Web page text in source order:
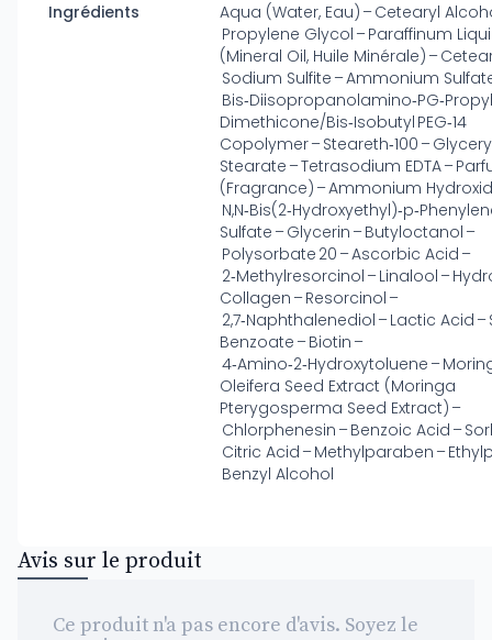
Ingrédients
Aqua (Water, Eau) – Cetearyl
Propylene Glycol – Paraffinum
(Mineral Oil, Huile Minérale) –
Sodium Sulfite – Ammonium
Bis‑Diisopropanolamino‑PG‑Propyl
Dimethicone/Bis‑Isobutyl PEG‑14
Copolymer – Steareth‑100 –
Stearate – Tetrasodium EDTA –
(Fragrance) – Ammonium
Sulfate – Glycerin – Butyloctanol –
Polysorbate 20 – Ascorbic Acid –
2‑Methylresorcinol – Linalool –
Collagen – Resorcinol –
2,7‑Naphthalenediol – Lactic Acid
Benzoate – Biotin –
4‑Amino‑2‑Hydroxytoluene –
Oleifera Seed Extract (Moringa
Pterygosperma Seed Extract) –
Chlorphenesin – Benzoic Acid –
Citric Acid – Methylparaben –
Benzyl Alcohol
Avis sur le produit
Ce produit n'a pas encore d'avis. Soyez le